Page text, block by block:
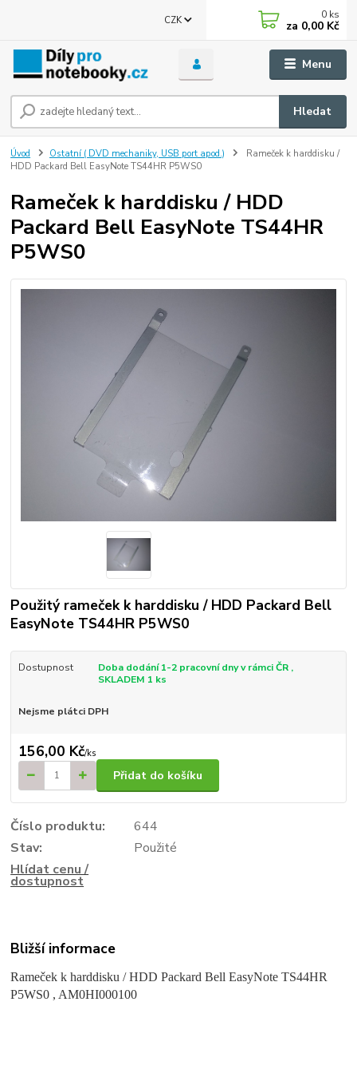
Menu
CZK
Hledat
0 ks
za 0,00 Kč
Úvod Ostatní ( DVD mechaniky, USB port apod.)
Rameček k harddisku /
HDD Packard Bell EasyNote TS44HR P5WS0
Rameček k harddisku / HDD
Packard Bell EasyNote TS44HR
P5WS0
Použitý rameček k harddisku / HDD Packard Bell
EasyNote TS44HR P5WS0
Dostupnost
Doba dodání 1-2 pracovní dny v rámci ČR ,
SKLADEM 1 ks
Nejsme plátci DPH
156,00 Kč/ks
Přidat do košíku
Číslo produktu:
644
Stav:
Použité
Hlídat cenu /
dostupnost
Bližší informace
Rameček k harddisku / HDD Packard Bell EasyNote TS44HR
P5WS0 , AM0HI000100